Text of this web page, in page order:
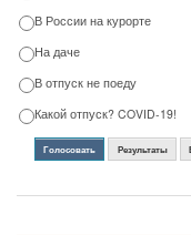
В России на курорте
На даче
В отпуск не поеду
Какой отпуск? COVID-19!
Голосовать Результаты